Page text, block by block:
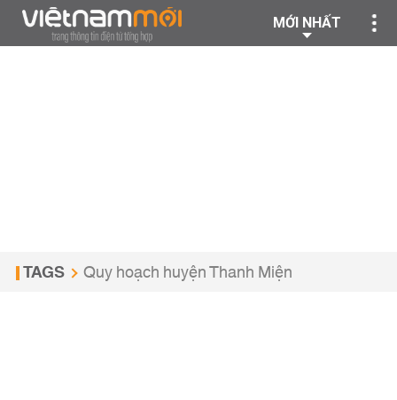
MỚI NHẤT
TAGS Quy hoạch huyện Thanh Miện